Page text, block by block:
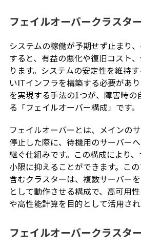
フェイルオーバークラスタ
システムの稼働が予期せず止まり
すると、有益の悪化や復旧コスト
ります。システムの安定性を維持
いITインフラを構築する必要があ
を実現する手法の1つが、障害時の
る「フェイルオーバー構成」です。
フェイルオーバーとは、メインの
停止した際に、待機用のサーバー
継ぐ仕組みです。この構成により
小限に抑えることができます。こ
含むクラスターは、複数サーバー
として動作させる構成で、高可用
や高性能計算を目的として活用され
フェイルオーバークラスタ